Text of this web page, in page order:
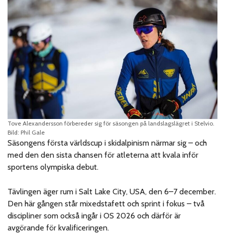
Tove Alexandersson förbereder sig för säsongen på landslagslägret i Stelvio.
Bild: Phil Gale
Säsongens första världscup i skidalpinism närmar sig – och
med den den sista chansen för atleterna att kvala inför
sportens olympiska debut.
Tävlingen äger rum i Salt Lake City, USA, den 6–7 december.
Den här gången står mixedstafett och sprint i fokus – två
discipliner som också ingår i OS 2026 och därför är
avgörande för kvalificeringen.